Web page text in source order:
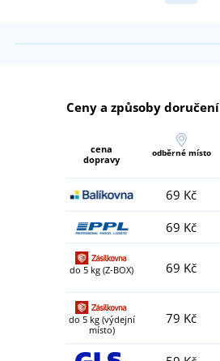
Ceny a způsoby doručení
cena
dopravy
odběrné místo
69 Kč
69 Kč
do 5 kg (Z-BOX) 69 Kč
do 5 kg (výdejní
místo)
79 Kč